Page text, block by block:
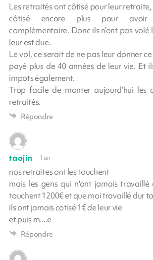
Les retraités ont côtisé pour leur
côtisé encore plus pour avoir
complémentaire. Donc ils n’ont pas
leur est due.
Le vol, ce serait de ne pas leur donner
payé plus de 40 années de leur vie. Et
impots également.
Trop facile de monter aujourd’hui les
retraités.
Répondre
taojin 1 an
nos retraites ont les touchent
mais les gens qui n'ont jamais travaillé
touchent 1200€ et que moi travaillé dur
ils ont jamais cotisé 1€ de leur vie
et puis m....e
Répondre